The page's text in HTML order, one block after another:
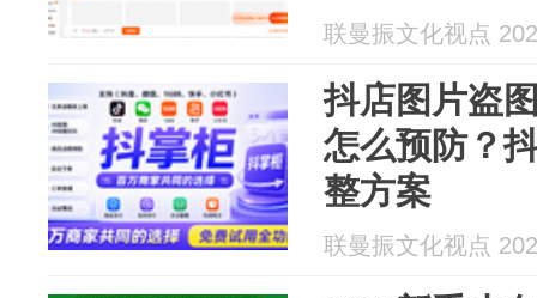
联曼振文化视点
抖店图片盗
怎么预防？
整方案
联曼振文化视点